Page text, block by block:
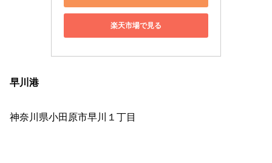
楽天市場で見る
早川港
神奈川県小田原市早川１丁目